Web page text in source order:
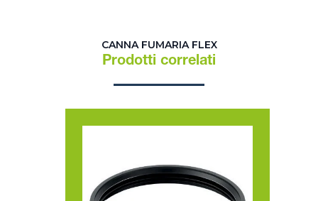
CANNA FUMARIA FLEX
Prodotti correlati